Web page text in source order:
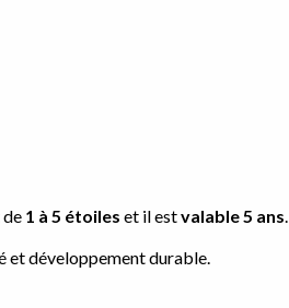
1 à 5 étoiles et il estvalable 5 ans.
et développement durable.